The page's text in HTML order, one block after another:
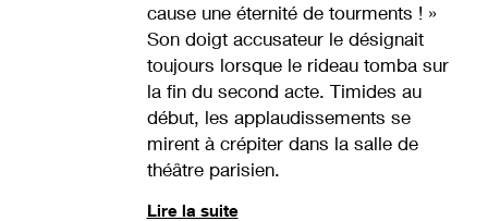
cause une éternité de tourments ! »
Son doigt accusateur le désignait
toujours lorsque le rideau tomba sur
la fin du second acte. Timides au
début, les applaudissements se
mirent à crépiter dans la salle de
théâtre parisien.
Lire la suite